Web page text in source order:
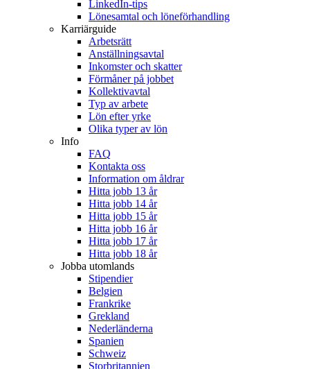
LinkedIn-tips
Lönesamtal och löneförhandling
Karriärguide
Arbetsrätt
Anställningsavtal
Inkomster och skatter
Förmåner på jobbet
Kollektivavtal
Typ av arbete
Lön efter yrke
Olika typer av lön
Info
FAQ
Kontakta oss
Information om åldrar
Hitta jobb 13 år
Hitta jobb 14 år
Hitta jobb 15 år
Hitta jobb 16 år
Hitta jobb 17 år
Hitta jobb 18 år
Jobba utomlands
Stipendier
Belgien
Frankrike
Grekland
Nederländerna
Spanien
Schweiz
Storbritannien